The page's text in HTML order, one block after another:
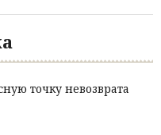
точку невозврата